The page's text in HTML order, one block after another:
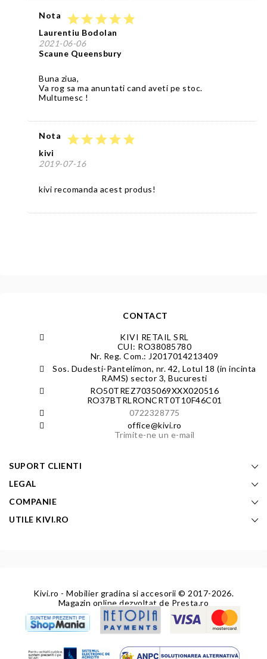
Nota starstarstarstarstar
Laurentiu Bodolan
2021-06-06
Scaune Queensbury
Buna ziua,
Va rog sa ma anuntati cand aveti pe stoc.
Multumesc !
Nota starstarstarstarstar
kivi
2019-07-16
kivi recomanda acest produs!
CONTACT
KIVI RETAIL SRL
CUI: RO38085780
Nr. Reg. Com.: J2017014213409
Sos. Dudesti-Pantelimon, nr. 42, Lotul 18 (in incinta
RAMS) sector 3, Bucuresti
RO50TREZ7035069XXX020516
RO37BTRLRONCRT0T10F46C01
0722328775
office@kivi.ro
Trimite-ne un e-mail
SUPORT CLIENTI
LEGAL
COMPANIE
UTILE KIVI.RO
Kivi.ro - Mobilier gradina si accesorii © 2017-2026.
Magazin online dezvoltat de Presta.ro